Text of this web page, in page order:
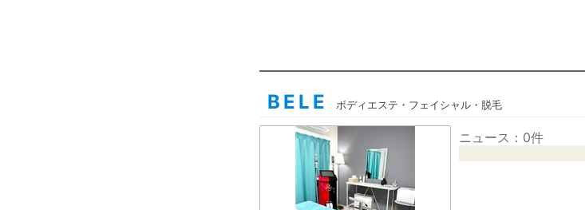
BELE ボディエステ・フェイシャル・脱毛
ニュース：0件